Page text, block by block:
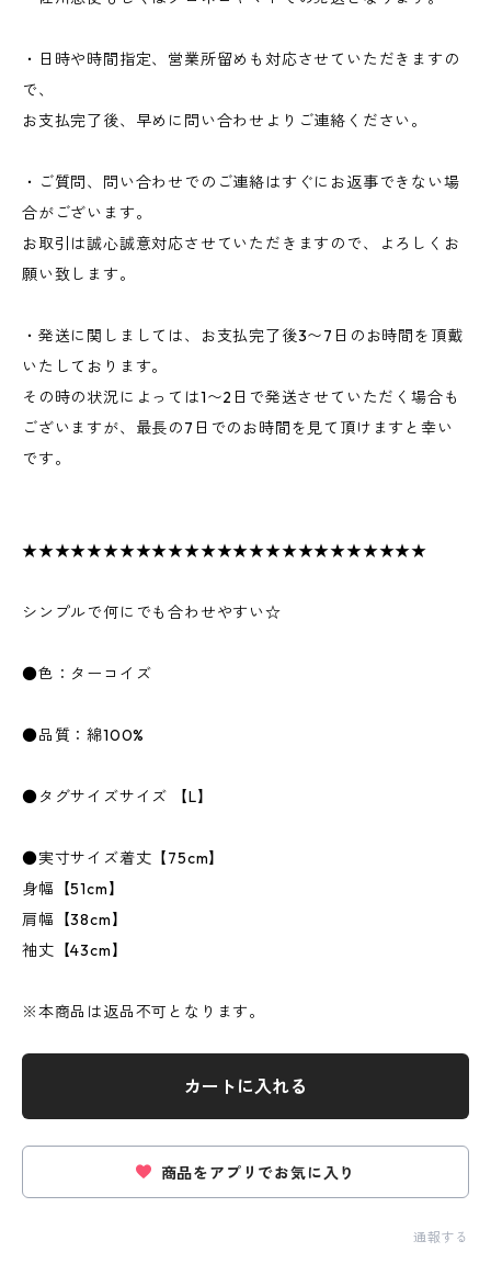
・日時や時間指定、営業所留めも対応させていただきますの
で、
お支払完了後、早めに問い合わせよりご連絡ください。
・ご質問、問い合わせでのご連絡はすぐにお返事できない場
合がございます。
お取引は誠心誠意対応させていただきますので、よろしくお
願い致します。
・発送に関しましては、お支払完了後3〜7日のお時間を頂戴
いたしております。
その時の状況によっては1〜2日で発送させていただく場合も
ございますが、最長の7日でのお時間を見て頂けますと幸い
です。
★★★★★★★★★★★★★★★★★★★★★★★★★
シンプルで何にでも合わせやすい☆
●色：ターコイズ
●品質：綿100%
●タグサイズサイズ 【L】
●実寸サイズ着丈【75cm】
身幅【51cm】
肩幅【38cm】
袖丈【43cm】
※本商品は返品不可となります。
カートに入れる
商品をアプリでお気に入り
通報する